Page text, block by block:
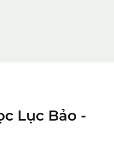
Lục Bảo -